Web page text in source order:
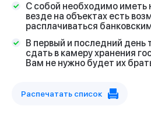
С собой необходимо иметь
везде на объектах есть
расплачиваться
В первый и последний день
сдать в камеру хранения
Вам не нужно будет их
Распечатать список